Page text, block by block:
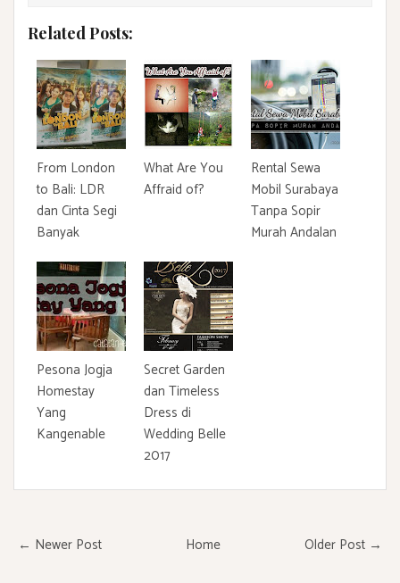
Related Posts:
From London
to Bali: LDR
dan Cinta Segi
Banyak
What Are You
Affraid of?
Rental Sewa
Mobil Surabaya
Tanpa Sopir
Murah Andalan
Pesona Jogja
Homestay
Yang
Kangenable
Secret Garden
dan Timeless
Dress di
Wedding Belle
2017
← Newer Post Older Post →
Home